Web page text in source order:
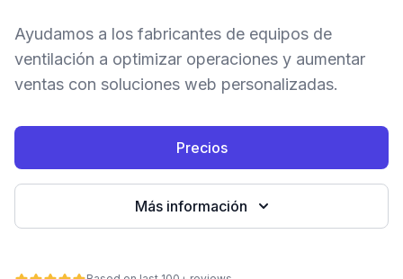
Ayudamos a los fabricantes de equipos de
ventilación a optimizar operaciones y aumentar
ventas con soluciones web personalizadas.
Precios
Más información